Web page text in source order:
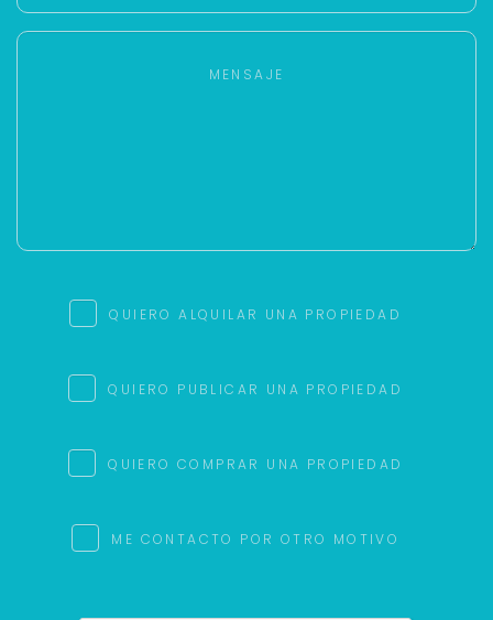
QUIERO ALQUILAR UNA PROPIEDAD
QUIERO PUBLICAR UNA PROPIEDAD
QUIERO COMPRAR UNA PROPIEDAD
ME CONTACTO POR OTRO MOTIVO